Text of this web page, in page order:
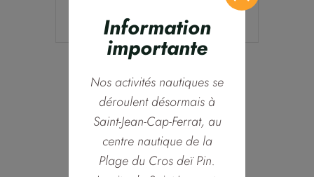
Régate du Duc D'albe
Information
importante
Nos activités nautiques se
déroulent désormais à
Saint-Jean-Cap-Ferrat, au
centre nautique de la
Plage du Cros deï Pin.